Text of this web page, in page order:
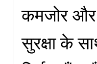
कमजोर और
सुरक्षा के